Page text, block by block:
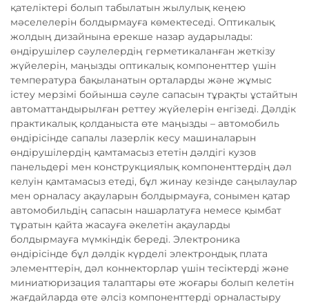
қателіктері болып табылатын жылулық кеңею
мәселелерін болдырмауға көмектеседі. Оптикалық
жолдың дизайнына ерекше назар аударылады:
өндірушілер сәулелердің герметикаланған жеткізу
жүйелерін, маңызды оптикалық компоненттер үшін
температура бақыланатын орталарды және жұмыс
істеу мерзімі бойынша сәуле сапасын тұрақты ұстайтын
автоматтандырылған реттеу жүйелерін енгізеді. Дәлдік
практикалық қолданыста өте маңызды – автомобиль
өндірісінде сапалы лазерлік кесу машиналарын
өндірушілердің қамтамасыз ететін дәлдігі кузов
панельдері мен конструкциялық компоненттердің дәл
келуін қамтамасыз етеді, бұл жинау кезінде саңылаулар
мен орналасу ақауларын болдырмауға, сонымен қатар
автомобильдің сапасын нашарлатуға немесе қымбат
тұратын қайта жасауға әкелетін ақауларды
болдырмауға мүмкіндік береді. Электроника
өндірісінде бұл дәлдік күрделі электрондық плата
элементтерін, дәл коннекторлар үшін тесіктерді және
миниатюризация талаптары өте жоғары болып келетін
жағдайларда өте әлсіз компоненттерді орналастыру